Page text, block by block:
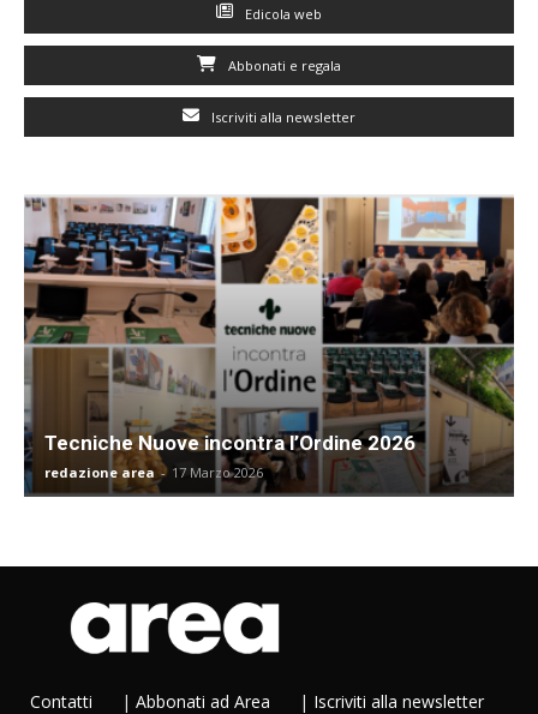
Edicola web
Abbonati e regala
Iscriviti alla newsletter
Tecniche Nuove incontra l’Ordine 2026
redazione area - 17 Marzo 2026
Contatti | Abbonati ad Area | Iscriviti alla newsletter